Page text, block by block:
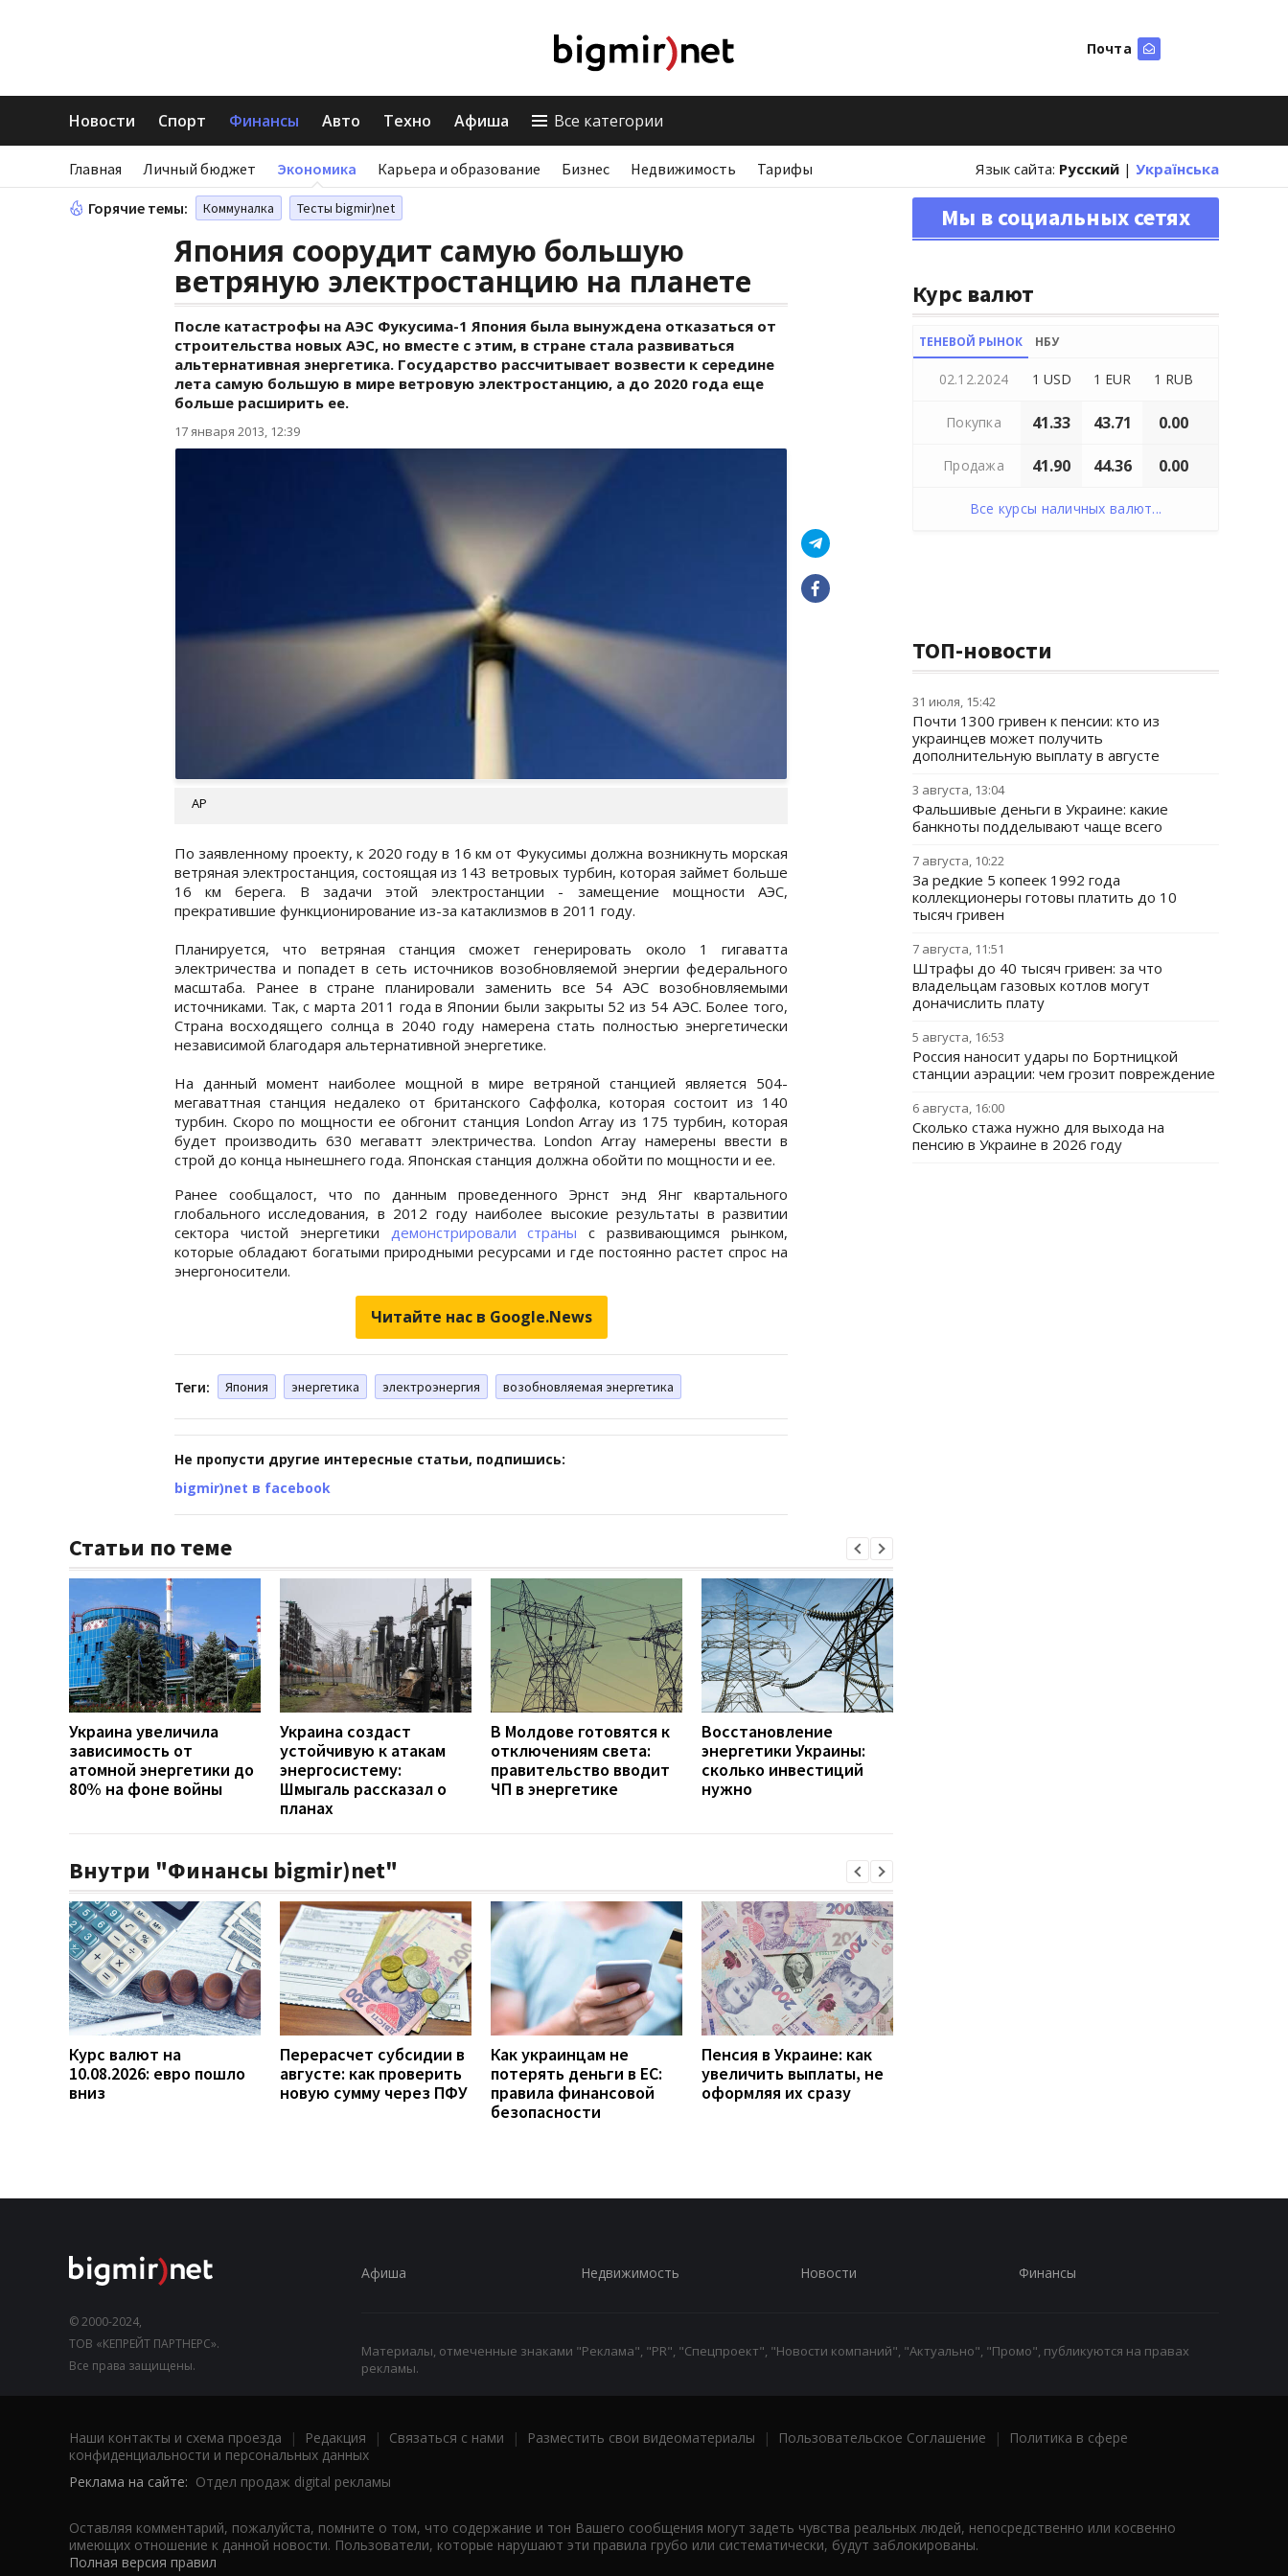
Почта
Новости Спорт Финансы Авто Техно Афиша Все категории
Главная Личный бюджет Экономика Карьера и образование Бизнес Недвижимость Тарифы Язык сайта: Русский | Українська
Горячие темы: Коммуналка Тесты bigmir)net
Япония соорудит самую большую
ветряную электростанцию на планете
После катастрофы на АЭС Фукусима-1 Япония была вынуждена отказаться от
строительства новых АЭС, но вместе с этим, в стране стала развиваться
альтернативная энергетика. Государство рассчитывает возвести к середине
лета самую большую в мире ветровую электростанцию, а до 2020 года еще
больше расширить ее.
17 января 2013, 12:39
АР
По заявленному проекту, к 2020 году в 16 км от Фукусимы должна возникнуть морская
ветряная электростанция, состоящая из 143 ветровых турбин, которая займет больше
16 км берега. В задачи этой электростанции - замещение мощности АЭС,
прекратившие функционирование из-за катаклизмов в 2011 году.
Планируется, что ветряная станция сможет генерировать около 1 гигаватта
электричества и попадет в сеть источников возобновляемой энергии федерального
масштаба. Ранее в стране планировали заменить все 54 АЭС возобновляемыми
источниками. Так, с марта 2011 года в Японии были закрыты 52 из 54 АЭС. Более того,
Страна восходящего солнца в 2040 году намерена стать полностью энергетически
независимой благодаря альтернативной энергетике.
На данный момент наиболее мощной в мире ветряной станцией является 504-
мегаваттная станция недалеко от британского Саффолка, которая состоит из 140
турбин. Скоро по мощности ее обгонит станция London Array из 175 турбин, которая
будет производить 630 мегаватт электричества. London Array намерены ввести в
строй до конца нынешнего года. Японская станция должна обойти по мощности и ее.
Ранее сообщалост, что по данным проведенного Эрнст энд Янг квартального
глобального исследования, в 2012 году наиболее высокие результаты в развитии
сектора чистой энергетики демонстрировали страны с развивающимся рынком,
которые обладают богатыми природными ресурсами и где постоянно растет спрос на
энергоносители.
Читайте нас в Google.News
Теги: Япония энергетика электроэнергия возобновляемая энергетика
Не пропусти другие интересные статьи, подпишись:
bigmir)net в facebook
Статьи по теме
Украина увеличила
зависимость от
атомной энергетики до
80% на фоне войны
Украина создаст
устойчивую к атакам
энергосистему:
Шмыгаль рассказал о
планах
В Молдове готовятся к
отключениям света:
правительство вводит
ЧП в энергетике
Восстановление
энергетики Украины:
сколько инвестиций
нужно
Внутри "Финансы bigmir)net"
Курс валют на
10.08.2026: евро пошло
вниз
Перерасчет субсидии в
августе: как проверить
новую сумму через ПФУ
Как украинцам не
потерять деньги в ЕС:
правила финансовой
безопасности
Пенсия в Украине: как
увеличить выплаты, не
оформляя их сразу
Мы в социальных сетях
Курс валют
ТЕНЕВОЙ РЫНОК НБУ
02.12.2024 1 USD 1 EUR 1 RUB
Покупка 41.33 43.71 0.00
Продажа 41.90 44.36 0.00
Все курсы наличных валют...
ТОП-новости
31 июля, 15:42
Почти 1300 гривен к пенсии: кто из
украинцев может получить
дополнительную выплату в августе
3 августа, 13:04
Фальшивые деньги в Украине: какие
банкноты подделывают чаще всего
7 августа, 10:22
За редкие 5 копеек 1992 года
коллекционеры готовы платить до 10
тысяч гривен
7 августа, 11:51
Штрафы до 40 тысяч гривен: за что
владельцам газовых котлов могут
доначислить плату
5 августа, 16:53
Россия наносит удары по Бортницкой
станции аэрации: чем грозит повреждение
6 августа, 16:00
Сколько стажа нужно для выхода на
пенсию в Украине в 2026 году
© 2000-2024,
ТОВ «КЕПРЕЙТ ПАРТНЕРС».
Все права защищены.
Афиша Недвижимость Новости Финансы
Материалы, отмеченные знаками "Реклама", "PR", "Спецпроект", "Новости компаний", "Актуально", "Промо", публикуются на правах
рекламы.
Наши контакты и схема проезда | Редакция | Связаться с нами | Разместить свои видеоматериалы | Пользовательское Соглашение |
Политика в сфере
конфиденциальности и персональных данных
Реклама на сайте: Отдел продаж digital рекламы
Оставляя комментарий, пожалуйста, помните о том, что содержание и тон Вашего сообщения могут задеть чувства реальных людей, непосредственно или косвенно
имеющих отношение к данной новости. Пользователи, которые нарушают эти правила грубо или систематически, будут заблокированы.
Полная версия правил